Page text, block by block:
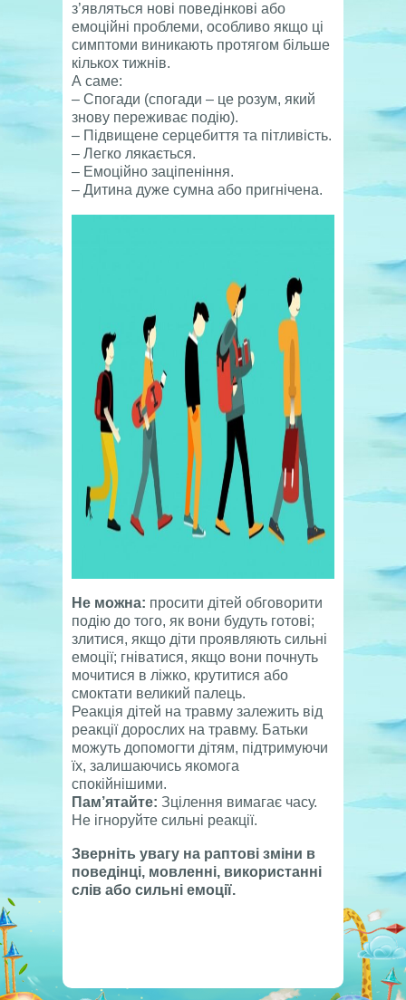
з’являться нові поведінкові або
емоційні проблеми, особливо якщо ці
симптоми виникають протягом більше
кількох тижнів.
А саме:
– Спогади (спогади – це розум, який
знову переживає подію).
– Підвищене серцебиття та пітливість.
– Легко лякається.
– Емоційно заціпеніння.
– Дитина дуже сумна або пригнічена.
Не можна: просити дітей обговорити
подію до того, як вони будуть готові;
злитися, якщо діти проявляють сильні
емоції; гніватися, якщо вони почнуть
мочитися в ліжко, крутитися або
смоктати великий палець.
Реакція дітей на травму залежить від
реакції дорослих на травму. Батьки
можуть допомогти дітям, підтримуючи
їх, залишаючись якомога
спокійнішими.
Пам’ятайте: Зцілення вимагає часу.
Не ігноруйте сильні реакції.
Зверніть увагу на раптові зміни в
поведінці, мовленні, використанні
слів або сильні емоції.